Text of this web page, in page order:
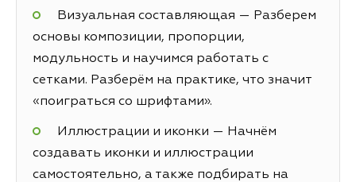
Визуальная составляющая — Разберем
основы композиции, пропорции,
модульность и научимся работать с
сетками. Разберём на практике, что значит
«поиграться со шрифтами».
Иллюстрации и иконки — Начнём
создавать иконки и иллюстрации
самостоятельно, а также подбирать на